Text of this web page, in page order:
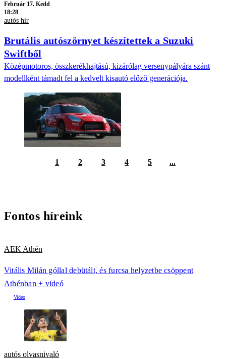
Február 17. Kedd
18:28
autós hír
Brutális autószörnyet készítettek a Suzuki
Swiftből
Középmotoros, összkerékhajtású, kizárólag versenypályára szánt
modellként támadt fel a kedvelt kisautó előző generációja.
1 2 3 4 5 ...
Fontos híreink
AEK Athén
Vitális Milán góllal debütált, és furcsa helyzetbe csöppent
Athénban + videó
autós olvasnivaló